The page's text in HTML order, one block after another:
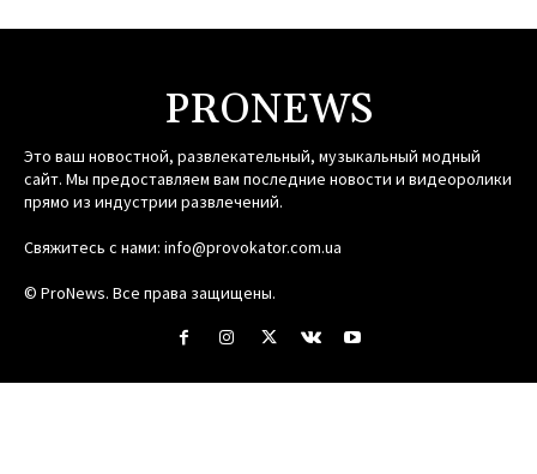
PRONEWS
Это ваш новостной, развлекательный, музыкальный модный
сайт. Мы предоставляем вам последние новости и видеоролики
прямо из индустрии развлечений.
Свяжитесь с нами: info@provokator.com.ua
© ProNews. Все права защищены.